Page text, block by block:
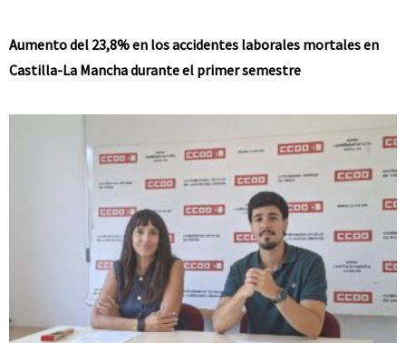
Aumento del 23,8% en los accidentes laborales mortales en
Castilla-La Mancha durante el primer semestre